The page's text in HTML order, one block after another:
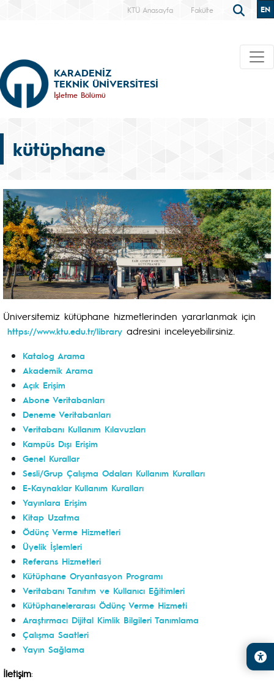
KTÜ Anasayfa Fakülte EN
KARADENİZ
TEKNİK ÜNİVERSİTESİ
İşletme Bölümü
kütüphane
Üniversitemiz kütüphane hizmetlerinden yararlanmak için
https://www.ktu.edu.tr/library adresini inceleyebilirsiniz.
Katalog Arama
Akademik Arama
Açık Erişim
Abone Veritabanları
Deneme Veritabanları
Veritabanı Kullanım Kılavuzları
Kampüs Dışı Erişim
Genel Kurallar
Sesli/Grup Çalışma Odaları Kullanım Kuralları
E-Kaynaklar Kullanım Kuralları
Yayınlara Erişim
Kitap Uzatma
Ödünç Verme Hizmetleri
Üyelik İşlemleri
Referans Hizmetleri
Kütüphane Oryantasyon Programı
Veritabanı Tanıtım ve Kullanıcı Eğitimleri
Kütüphanelerarası Ödünç Verme Hizmeti
Araştırmacı Dijital Kimlik Bilgileri Tanımlama
Çalışma Saatleri
Yayın Sağlama
İletişim: